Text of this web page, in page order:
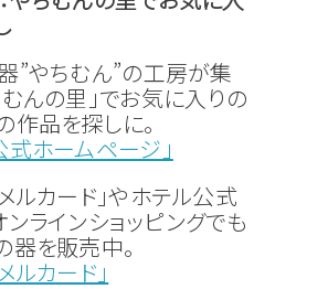
”やちむん”の工房が集
むんの里」でお気に入りの
作品を探しに。
式ホームページ」
ルカード」やホテル公式
ンラインショッピングでも
器を販売中。
ルカード」